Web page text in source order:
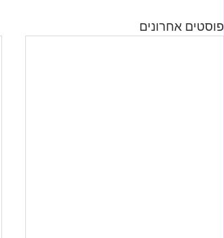
פוסטים אחרונים